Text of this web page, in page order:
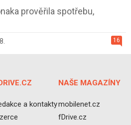
prověřila spotřebu,
16
a kontakty
NAŠE MAGAZÍNY
mobilenet.cz
fDrive.cz